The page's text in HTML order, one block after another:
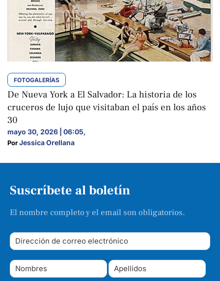
FOTOGALERÍAS
De Nueva York a El Salvador: La historia de los
cruceros de lujo que visitaban el país en los años
30
mayo 30, 2026 | 06:05,
Por Jessica Orellana
Suscríbete al boletín
El nombre completo y el email son obligatorios.